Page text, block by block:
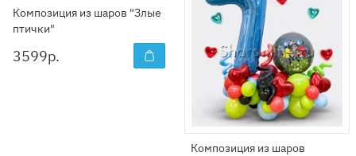
Композиция из шаров "Злые
птички"
3599р.
Композиция из шаров